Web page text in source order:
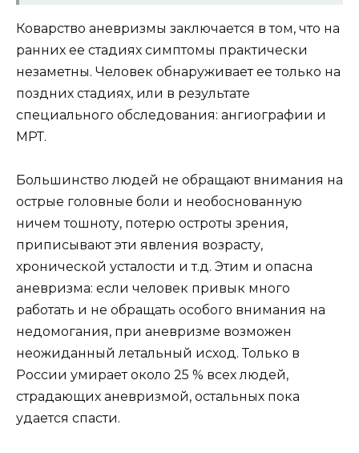
Коварство аневризмы заключается в том, что на
ранних ее стадиях симптомы практически
незаметны. Человек обнаруживает ее только на
поздних стадиях, или в результате
специального обследования: ангиографии и
МРТ.
Большинство людей не обращают внимания на
острые головные боли и необоснованную
ничем тошноту, потерю остроты зрения,
приписывают эти явления возрасту,
хронической усталости и т.д. Этим и опасна
аневризма: если человек привык много
работать и не обращать особого внимания на
недомогания, при аневризме возможен
неожиданный летальный исход. Только в
России умирает около 25 % всех людей,
страдающих аневризмой, остальных пока
удается спасти.